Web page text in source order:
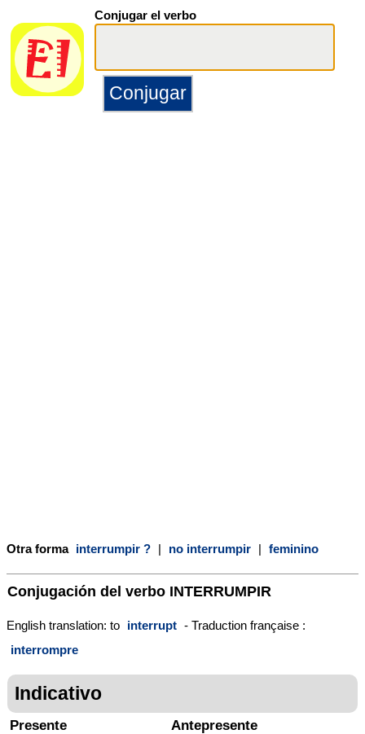
Conjugar el verbo
Otra forma interrumpir ? | no interrumpir | feminino
Conjugación del verbo INTERRUMPIR
English translation: to interrupt - Traduction française :
interrompre
Indicativo
Presente Antepresente